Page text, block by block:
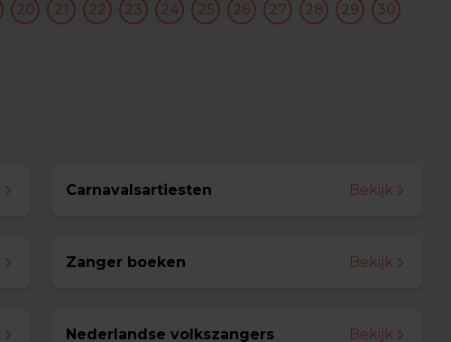
20 21 22 23 24 25 26 27 28 29 30
Carnavalsartiesten Bekijk
Zanger boeken Bekijk
Nederlandse volkszangers Bekijk